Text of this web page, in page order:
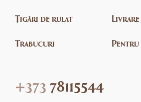
Țigări de rulat
Trabucuri
+373 78115544